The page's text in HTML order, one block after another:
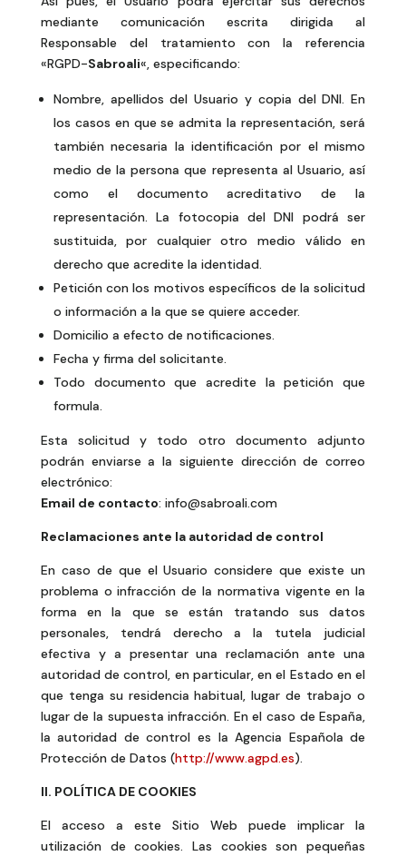
mediante comunicación escrita dirigida al
Responsable del tratamiento con la referencia
«RGPD-Sabroali«, especificando:
Nombre, apellidos del Usuario y copia del DNI. En
los casos en que se admita la representación, será
también necesaria la identificación por el mismo
medio de la persona que representa al Usuario, así
como el documento acreditativo de la
representación. La fotocopia del DNI podrá ser
sustituida, por cualquier otro medio válido en
derecho que acredite la identidad.
Petición con los motivos específicos de la solicitud
o información a la que se quiere acceder.
Domicilio a efecto de notificaciones.
Fecha y firma del solicitante.
Todo documento que acredite la petición que
formula.
Esta solicitud y todo otro documento adjunto
podrán enviarse a la siguiente dirección de correo
electrónico:
Email de contacto: info@sabroali.com
Reclamaciones ante la autoridad de control
En caso de que el Usuario considere que existe un
problema o infracción de la normativa vigente en la
forma en la que se están tratando sus datos
personales, tendrá derecho a la tutela judicial
efectiva y a presentar una reclamación ante una
autoridad de control, en particular, en el Estado en el
que tenga su residencia habitual, lugar de trabajo o
lugar de la supuesta infracción. En el caso de España,
la autoridad de control es la Agencia Española de
Protección de Datos (http://www.agpd.es).
II. POLÍTICA DE COOKIES
El acceso a este Sitio Web puede implicar la
utilización de cookies. Las cookies son pequeñas